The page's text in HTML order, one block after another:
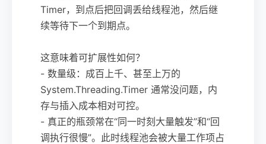
Timer，到点后把回调丢给线程池，然后继
续等待下一个到期点。
这意味着可扩展性如何？
- 数量级：成百上千、甚至上万的
System.Threading.Timer 通常没问题，内
存与插入成本相对可控。
- 真正的瓶颈常在“同一时刻大量触发”和“回
调执行很慢”。此时线程池会被大量工作项占